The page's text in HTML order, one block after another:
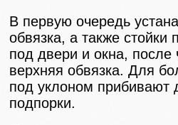
В первую очередь
обвязка, а также
под двери и окна, после
верхняя обвязка. Для
под уклоном прибивают
подпорки.